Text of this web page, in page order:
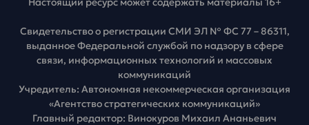
Свидетельство о регистрации СМИ ЭЛ № ФС 77 – 86311,
выданное Федеральной службой по надзору в сфере
связи, информационных технологий и массовых
коммуникаций
Учредитель: Автономная некоммерческая организация
«Агентство стратегических коммуникаций»
Главный редактор: Винокуров Михаил Ананьевич